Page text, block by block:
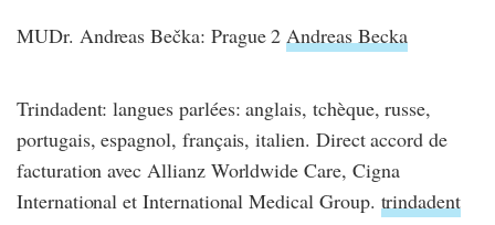
MUDr. Andreas Bečka: Prague 2Andreas Becka
Trindadent: langues parlées: anglais, tchèque, russe,
portugais, espagnol, français, italien. Direct accord de
facturation avec Allianz Worldwide Care, Cigna
International et International Medical Group. trindadent